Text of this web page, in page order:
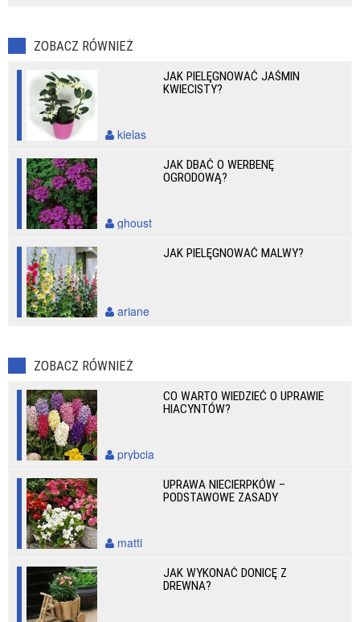
ZOBACZ RÓWNIEŻ
JAK PIELĘGNOWAĆ JAŚMIN
KWIECISTY?
kielas
JAK DBAĆ O WERBENĘ
OGRODOWĄ?
ghoust
JAK PIELĘGNOWAĆ MALWY?
ariane
ZOBACZ RÓWNIEŻ
CO WARTO WIEDZIEĆ O UPRAWIE
HIACYNTÓW?
prybcia
UPRAWA NIECIERPKÓW –
PODSTAWOWE ZASADY
matti
JAK WYKONAĆ DONICĘ Z
DREWNA?